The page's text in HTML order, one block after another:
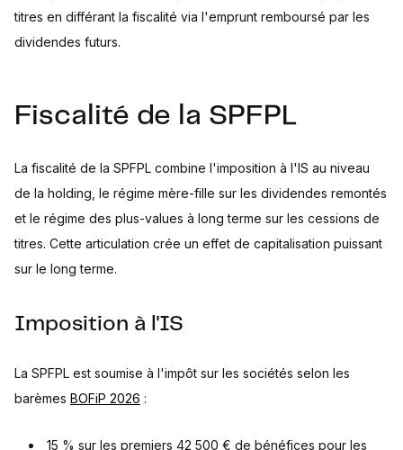
titres en différant la fiscalité via l'emprunt remboursé par les
dividendes futurs.
Fiscalité de la SPFPL
La fiscalité de la SPFPL combine l'imposition à l'IS au niveau
de la holding, le régime mère-fille sur les dividendes remontés
et le régime des plus-values à long terme sur les cessions de
titres. Cette articulation crée un effet de capitalisation puissant
sur le long terme.
Imposition à l'IS
La SPFPL est soumise à l'impôt sur les sociétés selon les
barèmes BOFiP 2026 :
15 % sur les premiers 42 500 € de bénéfices pour les